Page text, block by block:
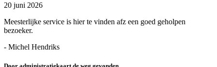
20 juni 2026
Meesterlijke service is hier te vinden afz een goed geholpen
bezoeker.
- Michel Hendriks